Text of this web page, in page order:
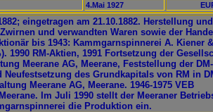
4.Mai 1927
eingetragen am 21.10.1882. Herstellung und
und verwandten Waren sowie der
bis 1943: Kammgarnspinnerei A. Kiener
1990 RM-Aktien, 1991 Fortsetzung der
Meerane AG, Meerane, Feststellung der DM-
des Grundkapitals von RM in
Meerane AG, Meerane. 1946-1975 VEB
Im Juli 1990 stellt der Meeraner
die Produktion ein.